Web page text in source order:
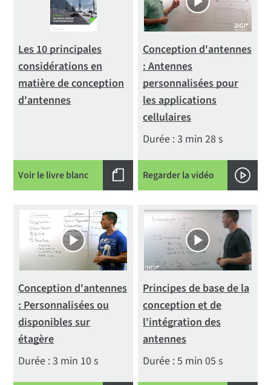
Les 10 principales
considérations en
matière de conception
d'antennes
Voir le livre blanc
Conception d'antennes
: Antennes
personnalisées pour
les applications
cellulaires
Durée : 3 min 28 s
Regarder la vidéo
Conception d'antennes
: Personnalisées ou
disponibles sur
étagère
Durée : 3 min 10 s
Principes de base de la
conception et de
l'intégration des
antennes
Durée : 5 min 05 s